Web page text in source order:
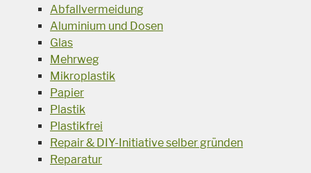
Abfallvermeidung
Aluminium und Dosen
Glas
Mehrweg
Mikroplastik
Papier
Plastik
Plastikfrei
Repair & DIY-Initiative selber gründen
Reparatur